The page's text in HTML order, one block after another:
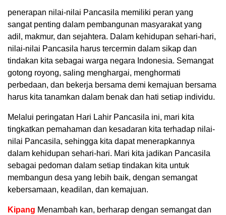
penerapan nilai-nilai Pancasila memiliki peran yang
sangat penting dalam pembangunan masyarakat yang
adil, makmur, dan sejahtera. Dalam kehidupan sehari-hari,
nilai-nilai Pancasila harus tercermin dalam sikap dan
tindakan kita sebagai warga negara Indonesia. Semangat
gotong royong, saling menghargai, menghormati
perbedaan, dan bekerja bersama demi kemajuan bersama
harus kita tanamkan dalam benak dan hati setiap individu.
Melalui peringatan Hari Lahir Pancasila ini, mari kita
tingkatkan pemahaman dan kesadaran kita terhadap nilai-
nilai Pancasila, sehingga kita dapat menerapkannya
dalam kehidupan sehari-hari. Mari kita jadikan Pancasila
sebagai pedoman dalam setiap tindakan kita untuk
membangun desa yang lebih baik, dengan semangat
kebersamaan, keadilan, dan kemajuan.
Kipang Menambah kan, berharap dengan semangat dan